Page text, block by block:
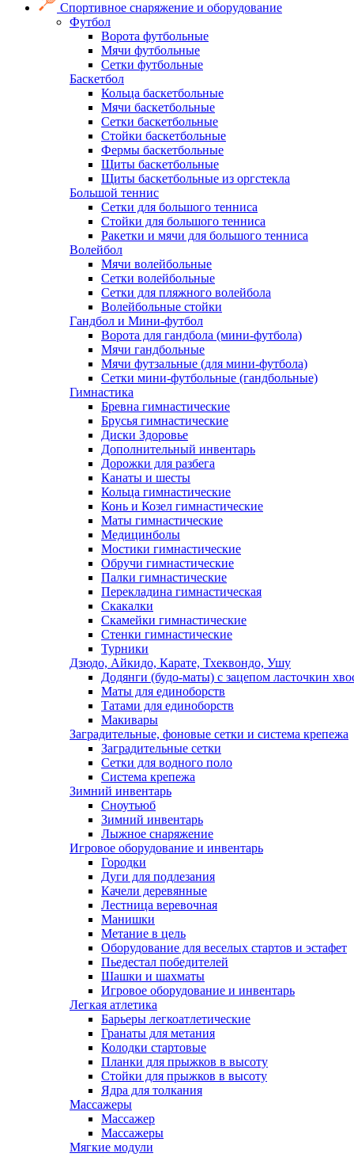
Спортивное снаряжение и оборудование
Футбол
Ворота футбольные
Мячи футбольные
Сетки футбольные
Баскетбол
Кольца баскетбольные
Мячи баскетбольные
Сетки баскетбольные
Стойки баскетбольные
Фермы баскетбольные
Щиты баскетбольные
Щиты баскетбольные из оргстекла
Большой теннис
Сетки для большого тенниса
Стойки для большого тенниса
Ракетки и мячи для большого тенниса
Волейбол
Мячи волейбольные
Сетки волейбольные
Сетки для пляжного волейбола
Волейбольные стойки
Гандбол и Мини-футбол
Ворота для гандбола (мини-футбола)
Мячи гандбольные
Мячи футзальные (для мини-футбола)
Сетки мини-футбольные (гандбольные)
Гимнастика
Бревна гимнастические
Брусья гимнастические
Диски Здоровье
Дополнительный инвентарь
Дорожки для разбега
Канаты и шесты
Кольца гимнастические
Конь и Козел гимнастические
Маты гимнастические
Медицинболы
Мостики гимнастические
Обручи гимнастические
Палки гимнастические
Перекладина гимнастическая
Скакалки
Скамейки гимнастические
Стенки гимнастические
Турники
Дзюдо, Айкидо, Карате, Тхеквондо, Ушу
Додянги (будо-маты) с зацепом ласточкин
Маты для единоборств
Татами для единоборств
Макивары
Заградительные, фоновые сетки и система крепежа
Заградительные сетки
Сетки для водного поло
Система крепежа
Зимний инвентарь
Сноутьюб
Зимний инвентарь
Лыжное снаряжение
Игровое оборудование и инвентарь
Городки
Дуги для подлезания
Качели деревянные
Лестница веревочная
Манишки
Метание в цель
Оборудование для веселых стартов и эстафет
Пьедестал победителей
Шашки и шахматы
Игровое оборудование и инвентарь
Легкая атлетика
Барьеры легкоатлетические
Гранаты для метания
Колодки стартовые
Планки для прыжков в высоту
Стойки для прыжков в высоту
Ядра для толкания
Массажеры
Массажер
Массажеры
Мягкие модули